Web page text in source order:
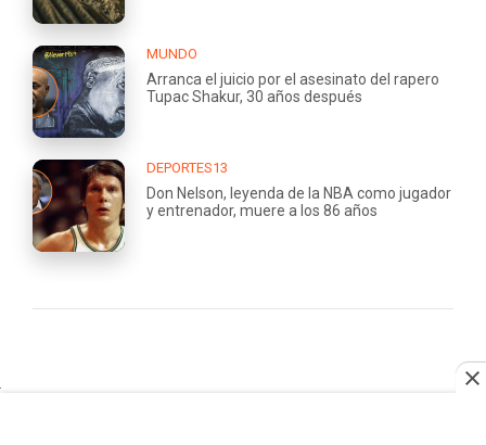
MUNDO
Arranca el juicio por el asesinato del rapero
Tupac Shakur, 30 años después
DEPORTES13
Don Nelson, leyenda de la NBA como jugador
y entrenador, muere a los 86 años